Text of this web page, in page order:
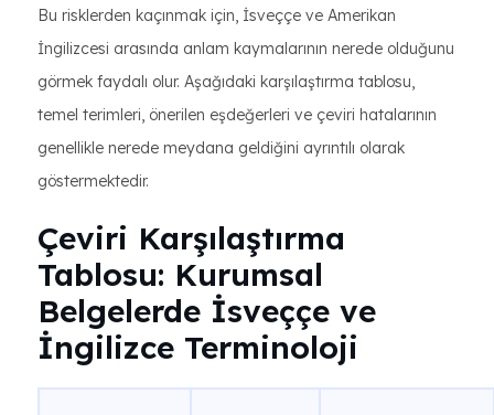
Bu risklerden kaçınmak için, İsveççe ve Amerikan
İngilizcesi arasında anlam kaymalarının nerede olduğunu
görmek faydalı olur. Aşağıdaki karşılaştırma tablosu,
temel terimleri, önerilen eşdeğerleri ve çeviri hatalarının
genellikle nerede meydana geldiğini ayrıntılı olarak
göstermektedir.
Çeviri Karşılaştırma
Tablosu: Kurumsal
Belgelerde İsveççe ve
İngilizce Terminoloji